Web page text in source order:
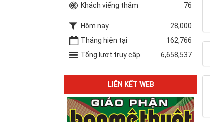
Khách viếng thăm
76
Hôm nay
28,000
Tháng hiện tại
162,766
Tổng lượt truy cập
6,658,537
LIÊN KẾT WEB